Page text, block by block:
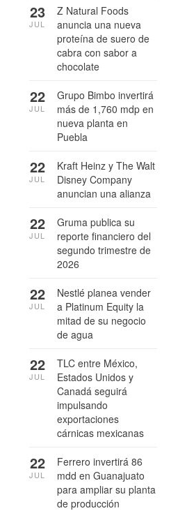
Z Natural Foods
anuncia una nueva
proteína de suero de
cabra con sabor a
chocolate
23
JUL
Grupo Bimbo invertirá
más de 1,760 mdp en
nueva planta en
Puebla
22
JUL
Kraft Heinz y The Walt
Disney Company
anuncian una alianza
22
JUL
Gruma publica su
reporte financiero del
segundo trimestre de
2026
22
JUL
Nestlé planea vender
a Platinum Equity la
mitad de su negocio
de agua
22
JUL
TLC entre México,
Estados Unidos y
Canadá seguirá
impulsando
exportaciones
cárnicas mexicanas
22
JUL
Ferrero invertirá 86
mdd en Guanajuato
para ampliar su planta
de producción
22
JUL